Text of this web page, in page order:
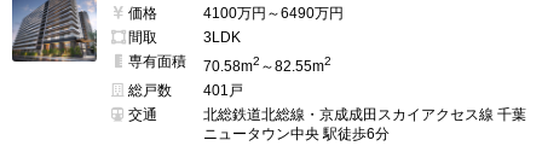
価格
4100万円～6490万円
間取
3LDK
専有面積
70.58m2 ～82.55m2
総戸数
401戸
交通
北総鉄道北総線・京成成田スカイアクセス線 千葉
ニュータウン中央 駅徒歩6分